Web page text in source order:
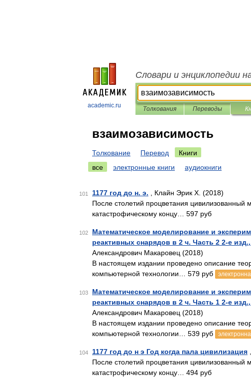
academic.ru
Словари и энциклопедии
Толкования Переводы
взаимозависимость
Толкование Перевод
Книги
все
электронные книги аудиокниги
101 1177 год до н. э. , Клайн Эрик Х. (2018)
После столетий процветания цивилизованный
катастрофическому концу… 597 руб
102
Математическое моделирование и
реактивных снарядов в 2 ч. Часть 2 2-е
Александрович Макаровец (2018)
В настоящем издании проведено описание
компьютерной технологии… 579 руб
103
Математическое моделирование и
реактивных снарядов в 2 ч. Часть 1 2-е
Александрович Макаровец (2018)
В настоящем издании проведено описание
компьютерной технологии… 539 руб
104 1177 год до н э Год когда пала цивилизация
После столетий процветания цивилизованный
катастрофическому концу… 494 руб